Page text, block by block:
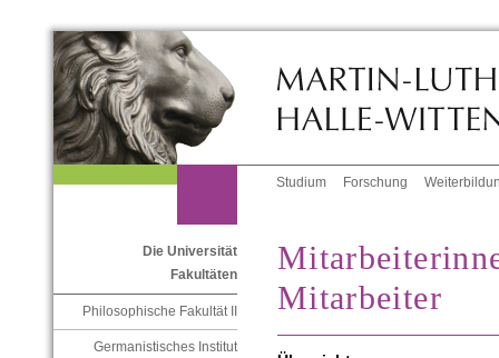
Studium Forschung
Die Universität
Fakultäten
Philosophische Fakultät II
Germanistisches Institut
Mitarbeiter